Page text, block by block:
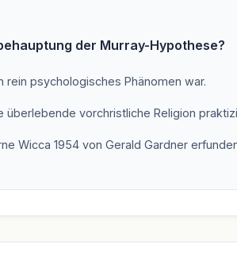
der Murray-Hypothese?
rein psychologisches Phänomen war.
überlebende vorchristliche Religion
Wicca 1954 von Gerald Gardner